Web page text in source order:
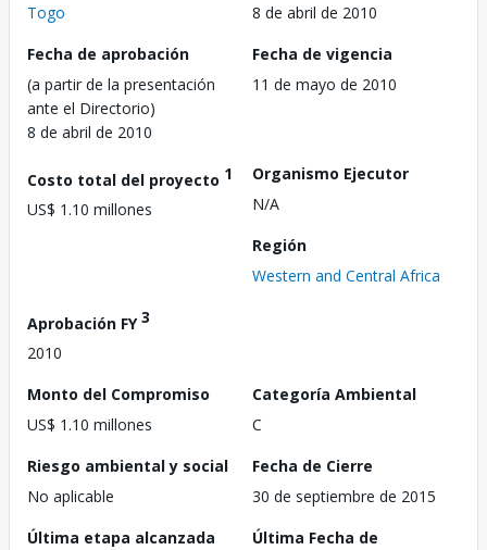
Togo
8 de abril de 2010
Fecha de aprobación
(a partir de la presentación
ante el Directorio)
8 de abril de 2010
Fecha de vigencia
11 de mayo de 2010
Costo total del proyecto 1
US$ 1.10 millones
Organismo Ejecutor
N/A
Región
Western and Central Africa
Aprobación FY3
2010
Monto del Compromiso
US$ 1.10 millones
Categoría Ambiental
C
Riesgo ambiental y social
No aplicable
Fecha de Cierre
30 de septiembre de 2015
Última etapa alcanzada
Última Fecha de